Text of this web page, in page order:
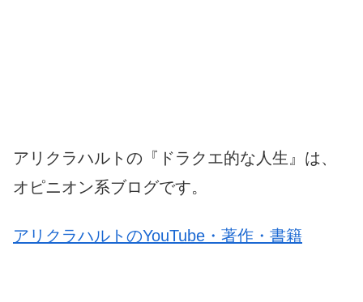
アリクラハルトの『ドラクエ的な人生』は、
オピニオン系ブログです。
アリクラハルトのYouTube・著作・書籍